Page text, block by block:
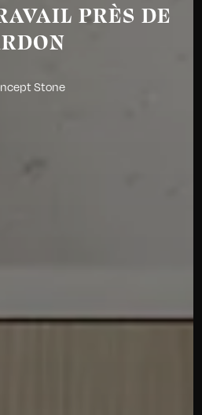
PRÈS DE
Stone